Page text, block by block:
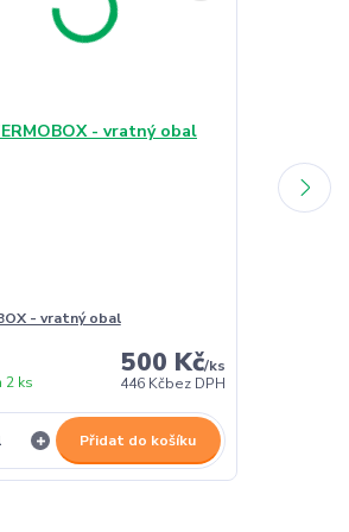
- vratný obal
500 Kč/ks
446 Kčbez DPH
2 ks
Přidat do košíku